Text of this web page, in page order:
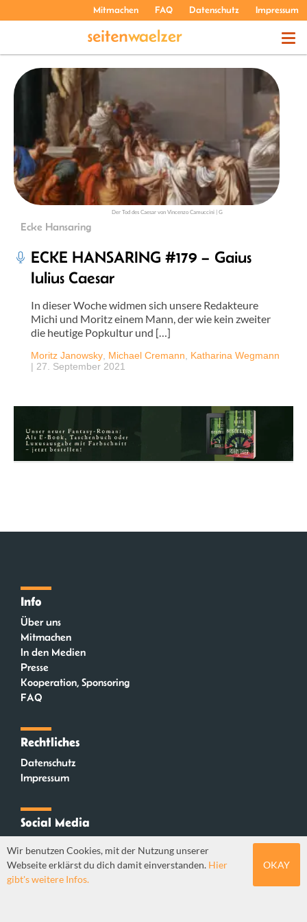
Mitmachen FAQ Datenschutz Impressum
PODCASTS
ÜBER UNS
Der Tod des Caesar von Vincenzo Camuccini | G
Ecke Hansaring
ECKE HANSARING #179 – Gaius
Iulius Caesar
In dieser Woche widmen sich unsere Redakteure
Michi und Moritz einem Mann, der wie kein zweiter
die heutige Popkultur und […]
Moritz Janowsky Michael Cremann
Katharina Wegmann
| 27. September 2021
Info
Über uns
Mitmachen
In den Medien
Presse
Kooperation, Sponsoring
FAQ
Rechtliches
Datenschutz
Impressum
Social Media
Mastodon
Wir benutzen Cookies, mit der Nutzung unserer
Webseite erklärst du dich damit einverstanden. Hier
gibt's weitere Infos.
OKAY